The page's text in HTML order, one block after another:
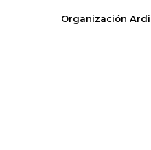
Organización